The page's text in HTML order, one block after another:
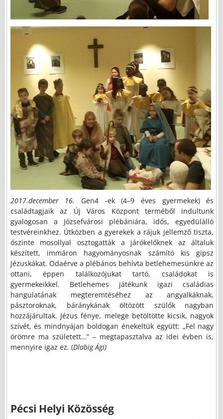
2017.december 16.
Gen4 -ek (4–9 éves gyermekek) és
családtagjaik az Új Város Központ terméből indultunk
gyalogosan a Józsefvárosi plébániára, idős, egyedülálló
testvéreinkhez. Útközben a gyerekek a rájuk jellemző tiszta,
őszinte mosollyal osztogatták a járókelőknek az általuk
készített, immáron hagyományosnak számító kis gipsz
Jézuskákat. Odaérve a plébános behívta betlehemesünkre az
ottani, éppen találkozójukat tartó, családokat is
gyermekeikkel. Betlehemes játékunk igazi családias
hangulatának megteremtéséhez az angyalkáknak,
pásztoroknak, báránykának öltözött szülők nagyban
hozzájárultak. Jézus fénye, melege betöltötte kicsik, nagyok
szívét, és mindnyájan boldogan énekeltük együtt: „Fel nagy
örömre ma született…” – megtapasztalva az idei évben is,
mennyire igaz ez. (Dlabig Ági)
Pécsi Helyi Közösség